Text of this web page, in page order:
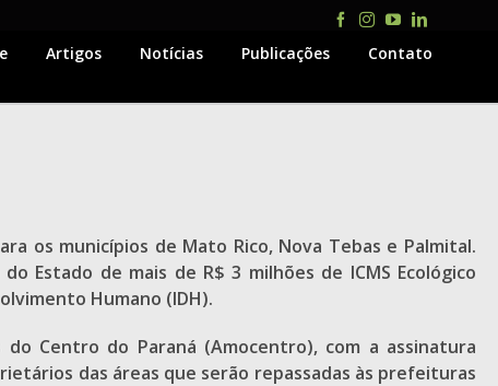
Facebook
Instagram
YouTubeLinkedIn
Artigos Notícias Publicações Contato
os municípios de Mato Rico, Nova Tebas e Palmital.
Estado de mais de R$ 3 milhões de ICMS Ecológico
Humano (IDH).
Centro do Paraná (Amocentro), com a assinatura
das áreas que serão repassadas às prefeituras